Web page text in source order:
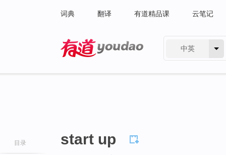
词典 翻译 有道精品课 云笔记
中英
目录 start up